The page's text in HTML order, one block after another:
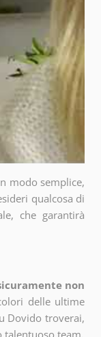
modo semplice,
qualcosa di
che garantirà
non
delle ultime
Dovido troverai,